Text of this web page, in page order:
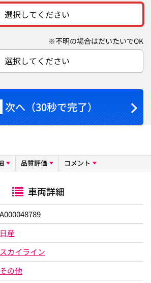
選択してください
※不明の場合はだいたいでOK
選択してください
次へ（30秒で完了）
品質評価 コメント
車両詳細
A000048789
日産
スカイライン
その他